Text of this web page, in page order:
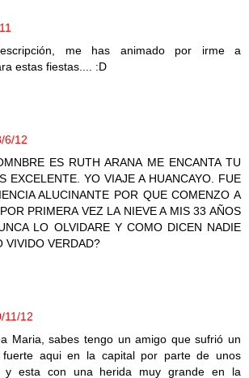
me has animado por irme a
estas fiestas.... :D
6/12
ES RUTH ARANA ME ENCANTA TU
EXCELENTE. YO VIAJE A HUANCAYO. FUE
ALUCINANTE POR QUE COMENZO A
PRIMERA VEZ LA NIEVE A MIS 33 AÑOS
LO OLVIDARE Y COMO DICEN NADIE
VIVIDO VERDAD?
11/12
Maria, sabes tengo un amigo que sufrió un
fuerte aqui en la capital por parte de unos
y esta con una herida muy grande en la